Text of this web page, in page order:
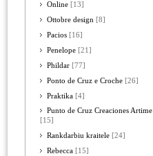
Online [13]
Ottobre design [8]
Pacios [16]
Penelope [21]
Phildar [77]
Ponto de Cruz e Croche [26]
Praktika [4]
Punto de Cruz Creaciones Artime
[15]
Rankdarbiu kraitele [24]
Rebecca [15]